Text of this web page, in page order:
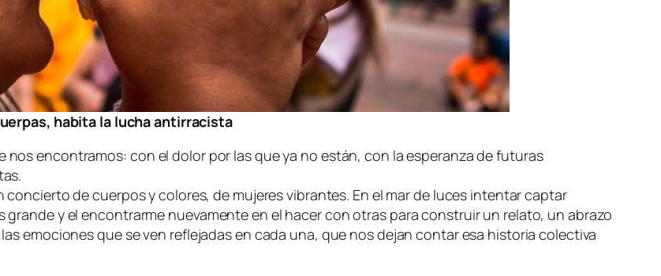
habita la lucha antirracista
encontramos: con el dolor por las que ya no están, con la esperanza de futuras
de cuerpos y colores, de mujeres vibrantes. En el mar de luces intentar captar
y el encontrarme nuevamente en el hacer con otras para construir un relato, un abrazo
emociones que se ven reflejadas en cada una, que nos dejan contar esa historia colectiva